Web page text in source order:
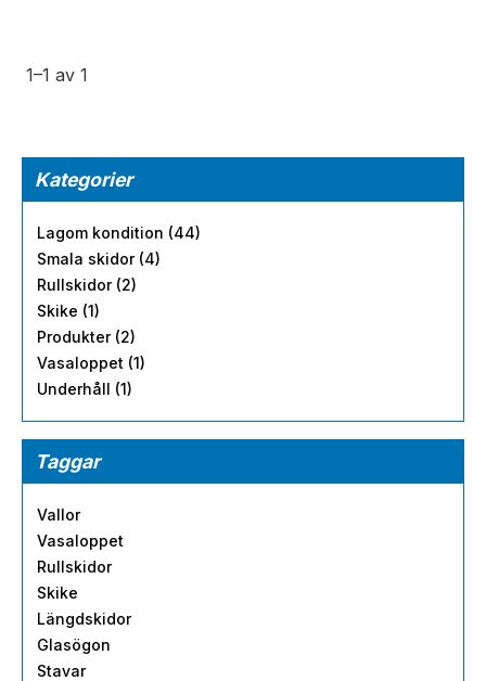
1–1 av 1
Kategorier
Lagom kondition (44)
Smala skidor (4)
Rullskidor (2)
Skike (1)
Produkter (2)
Vasaloppet (1)
Underhåll (1)
Taggar
Vallor
Vasaloppet
Rullskidor
Skike
Längdskidor
Glasögon
Stavar